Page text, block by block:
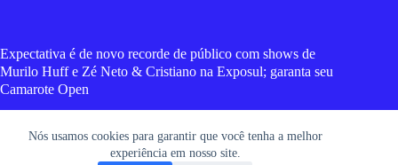
Nós usamos cookies para garantir que você tenha a melhor
experiência em nosso site.
Expectativa é de novo recorde de público com shows de
Murilo Huff e Zé Neto & Cristiano na Exposul; garanta seu
Camarote Open
Vídeos mostram forte incêndio que destruiu cavalo mecânico